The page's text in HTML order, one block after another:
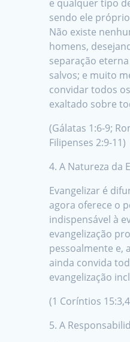
e qualquer tipo
sendo ele
Não existe
homens,
separação
salvos; e muito
convidar todos
exaltado sobre
(Gálatas 1:6-9;
Filipenses 2:9-11)
4. A Natureza da
Evangelizar é
agora oferece o
indispensável à
evangelização
pessoalmente e,
ainda convida
evangelização
(1 Coríntios
5. A